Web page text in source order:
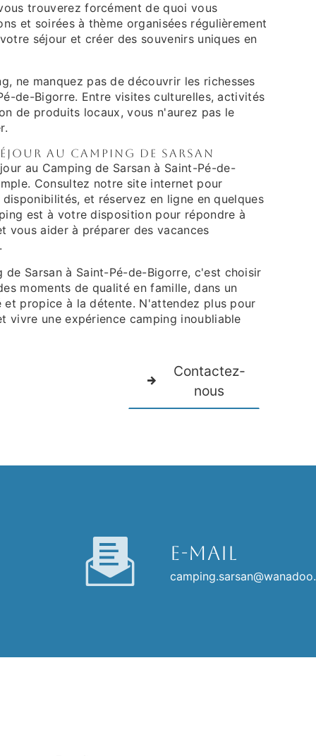
trouverez forcément de quoi vous
et soirées à thème organisées régulièrement
séjour et créer des souvenirs uniques en
ne manquez pas de découvrir les richesses
de-Bigorre. Entre visites culturelles, activités
de produits locaux, vous n'aurez pas le
au Camping de Sarsan
au Camping de Sarsan à Saint-Pé-de-
Consultez notre site internet pour
et réservez en ligne en quelques
est à votre disposition pour répondre à
vous aider à préparer des vacances
de Sarsan à Saint-Pé-de-Bigorre, c'est choisir
moments de qualité en famille, dans un
et propice à la détente. N'attendez plus pour
vivre une expérience camping inoubliable
Contactez-
nous
E-mail